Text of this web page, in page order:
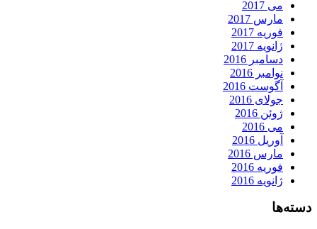
می 2017
مارس 2017
فوریه 2017
ژانویه 2017
دسامبر 2016
نوامبر 2016
آگوست 2016
جولای 2016
ژوئن 2016
می 2016
آوریل 2016
مارس 2016
فوریه 2016
ژانویه 2016
دسته‌ها